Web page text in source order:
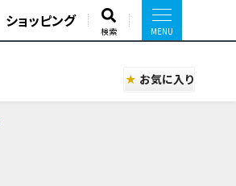
ショッピング
検索
お気に入り